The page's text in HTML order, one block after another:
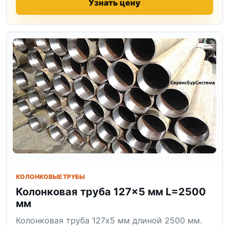
Узнать цену
КОЛОНКОВЫЕ ТРУБЫ
Колонковая труба 127×5 мм L=2500
мм
Колонковая труба 127x5 мм длиной 2500 мм.